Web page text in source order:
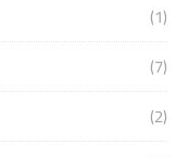
(1)
(7)
(2)